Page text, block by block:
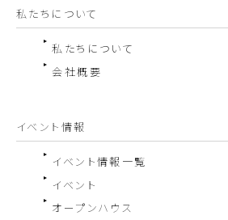
私たちについて
私たちについて
会社概要
イベント情報
イベント情報一覧
イベント
オープンハウス